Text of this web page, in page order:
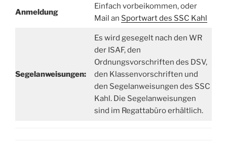
Anmeldung
Einfach vorbeikommen, oder
Mail an Sportwart des SSC Kahl
Segelanweisungen:
Es wird gesegelt nach den WR
der ISAF, den
Ordnungsvorschriften des DSV,
den Klassenvorschriften und
den Segelanweisungen des SSC
Kahl. Die Segelanweisungen
sind im Regattabüro erhältlich.